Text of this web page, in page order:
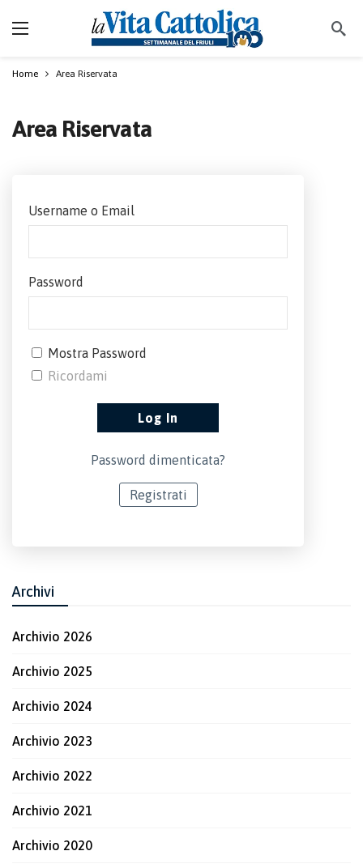
Home Area Riservata
Area Riservata
Username o Email
Password
Mostra Password
Ricordami
Password dimenticata?
Registrati
Archivi
Archivio 2026
Archivio 2025
Archivio 2024
Archivio 2023
Archivio 2022
Archivio 2021
Archivio 2020